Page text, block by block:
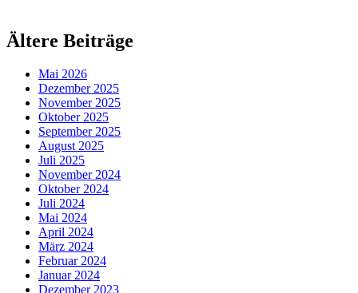
Ältere Beiträge
Mai 2026
Dezember 2025
November 2025
Oktober 2025
September 2025
August 2025
Juli 2025
November 2024
Oktober 2024
Juli 2024
Mai 2024
April 2024
März 2024
Februar 2024
Januar 2024
Dezember 2023